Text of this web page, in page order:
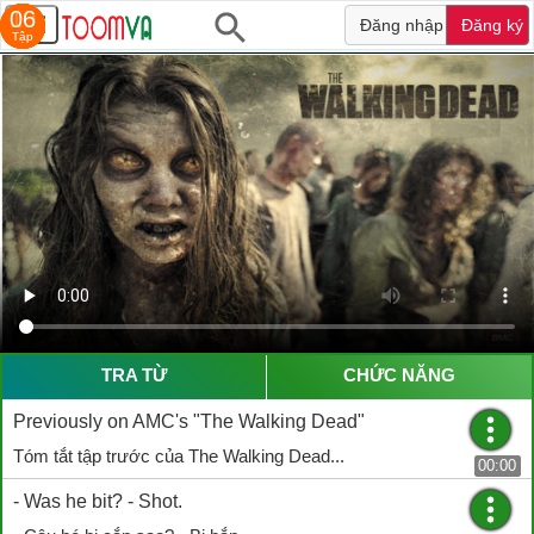
Đăng nhập Đăng ký
TRA TỪ CHỨC NĂNG
Previously on AMC's "The Walking Dead"
Tóm tắt tập trước của The Walking Dead...
00:00
- Was he bit? - Shot.
15
Tập
22
Tập
22
Tập
13
Tập
23
Tập
10
Tập
06
Tập